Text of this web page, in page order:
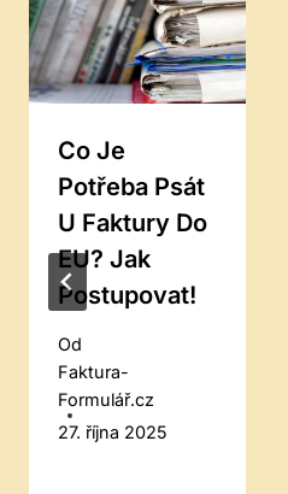
Co Je
Potřeba Psát
U Faktury Do
EU? Jak
Postupovat!
Od
Faktura-
Formulář.cz
27. října 2025